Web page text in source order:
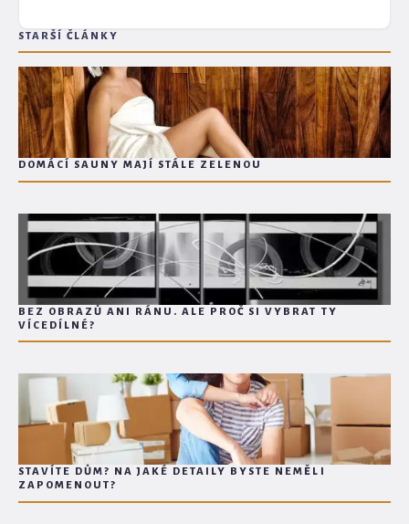
STARŠÍ ČLÁNKY
DOMÁCÍ SAUNY MAJÍ STÁLE ZELENOU
BEZ OBRAZŮ ANI RÁNU. ALE PROČ SI VYBRAT TY
VÍCEDÍLNÉ?
STAVÍTE DŮM? NA JAKÉ DETAILY BYSTE NEMĚLI
ZAPOMENOUT?